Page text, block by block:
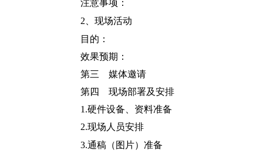
注意事项：
2、现场活动
目的：
效果预期：
第三 媒体邀请
第四 现场部署及安排
1.硬件设备、资料准备
2.现场人员安排
3.通稿（图片）准备